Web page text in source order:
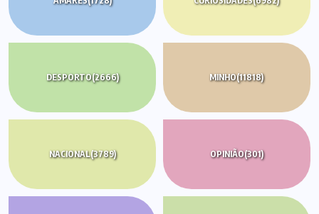
DESPORTO(2666) MINHO(11818)
NACIONAL(3789) OPINIÃO(301)